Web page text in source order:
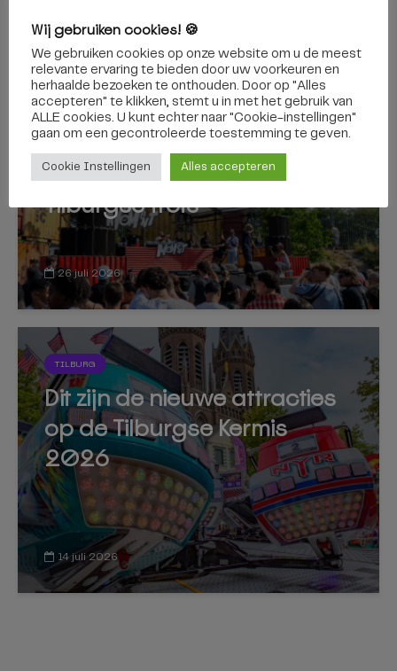
CULTUUR
Het Moment viert
Nederlandstalige hiphop
met veerkracht, nostalgie en
Tilburgse trots
26 juli 2026
TILBURG
Dit zijn de nieuwe attracties
op de Tilburgse Kermis
2026
14 juli 2026
Wij gebruiken cookies! 🍪
We gebruiken cookies op onze website om u de meest
relevante ervaring te bieden door uw voorkeuren en
herhaalde bezoeken te onthouden. Door op "Alles
accepteren" te klikken, stemt u in met het gebruik van
ALLE cookies. U kunt echter naar "Cookie-instellingen"
gaan om een ​​gecontroleerde toestemming te geven.
Cookie Instellingen Alles accepteren